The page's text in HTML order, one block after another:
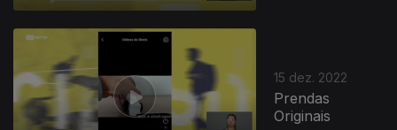
15 dez. 2022
Prendas
Originais